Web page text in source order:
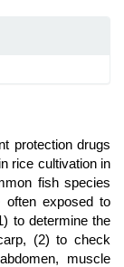
protection drugs
rice cultivation in
fish species
exposed to
to determine the
(2) to check
muscle